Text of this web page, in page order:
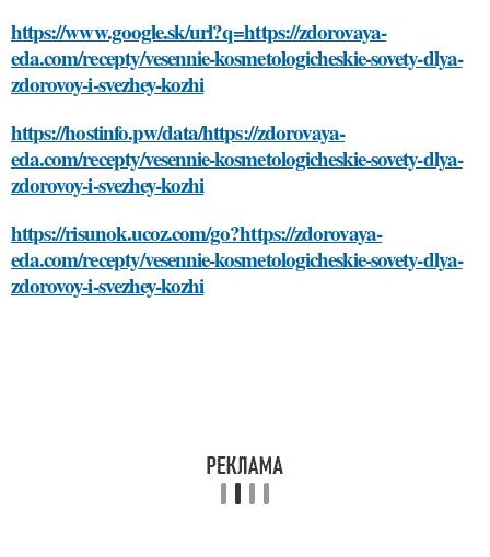
https://www.google.sk/url?q=https://zdorovaya-
eda.com/recepty/vesennie-kosmetologicheskie-sovety-dlya-
zdorovoy-i-svezhey-kozhi
https://hostinfo.pw/data/https://zdorovaya-
eda.com/recepty/vesennie-kosmetologicheskie-sovety-dlya-
zdorovoy-i-svezhey-kozhi
https://risunok.ucoz.com/go?https://zdorovaya-
eda.com/recepty/vesennie-kosmetologicheskie-sovety-dlya-
zdorovoy-i-svezhey-kozhi